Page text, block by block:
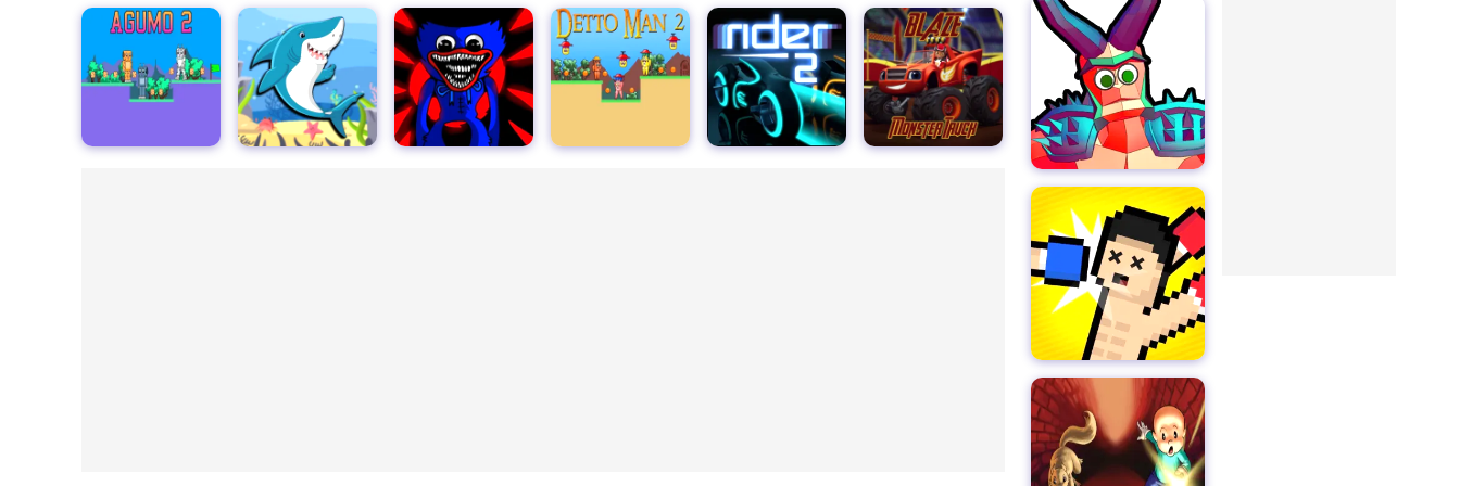
ファニーシューター2
ポピープレイ対フライデーファイトモッド デットマン2 リアルモンスタートラックゲーム3D